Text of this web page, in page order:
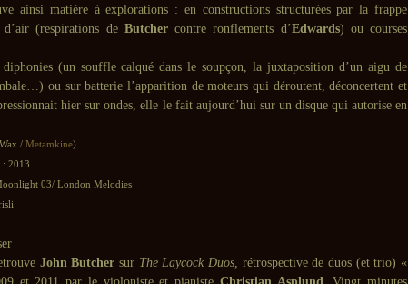
ainsi matière à explorations : en constructions structurées par la frappe
(respirations de Butchercontre ronflements d’Edwards) ou courses
(un souffle calqué dans le soupçon, la juxtaposition d’un aigu de
ou sur batterie l’apparition de moteurs qui déroutent, déconcertent et
hier sur ondes, elle le fait aujourd’hui sur un disque qui autorise en
/ Metamkine)
2013.
03/ London Melodies
John Butcher sur The Laycock Duos, rétrospective de duos (et trio) «